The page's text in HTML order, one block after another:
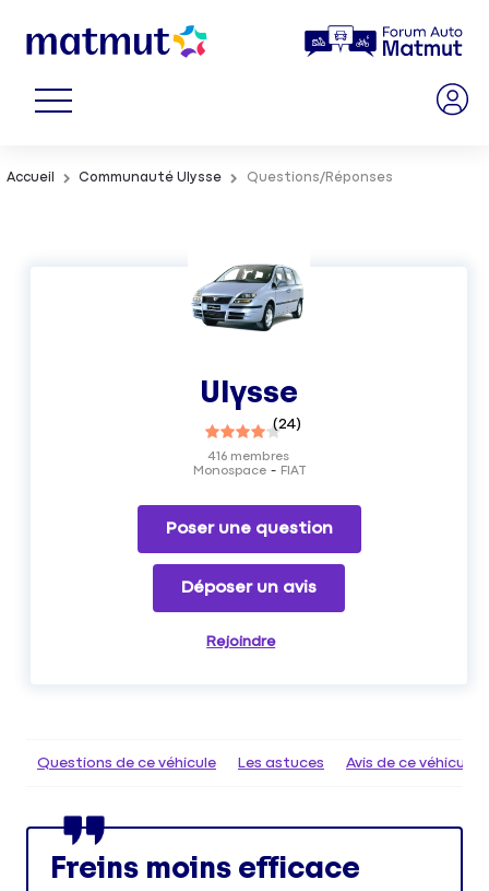
Accueil Communauté Ulysse Questions/Réponses
Ulysse
(24)
Monospace FIAT
416 membres
Poser une question
Déposer un avis
Rejoindre
Questions de ce véhicule Les astuces Avis de ce véhicule
Freins moins efficace